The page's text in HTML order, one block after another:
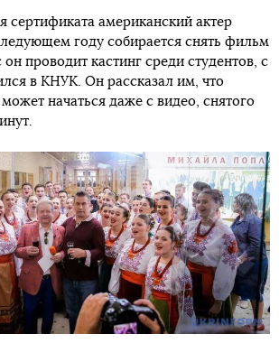
сертификата американский актер
году собирается снять фильм
проводит кастинг среди студентов, с
в КНУК. Он рассказал им, что
начаться даже с видео, снятого